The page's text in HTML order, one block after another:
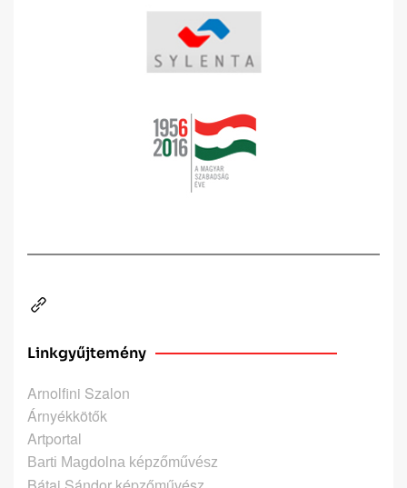
Linkgyűjtemény
Arnolfini Szalon
Árnyékkötők
Artportal
Barti Magdolna képzőművész